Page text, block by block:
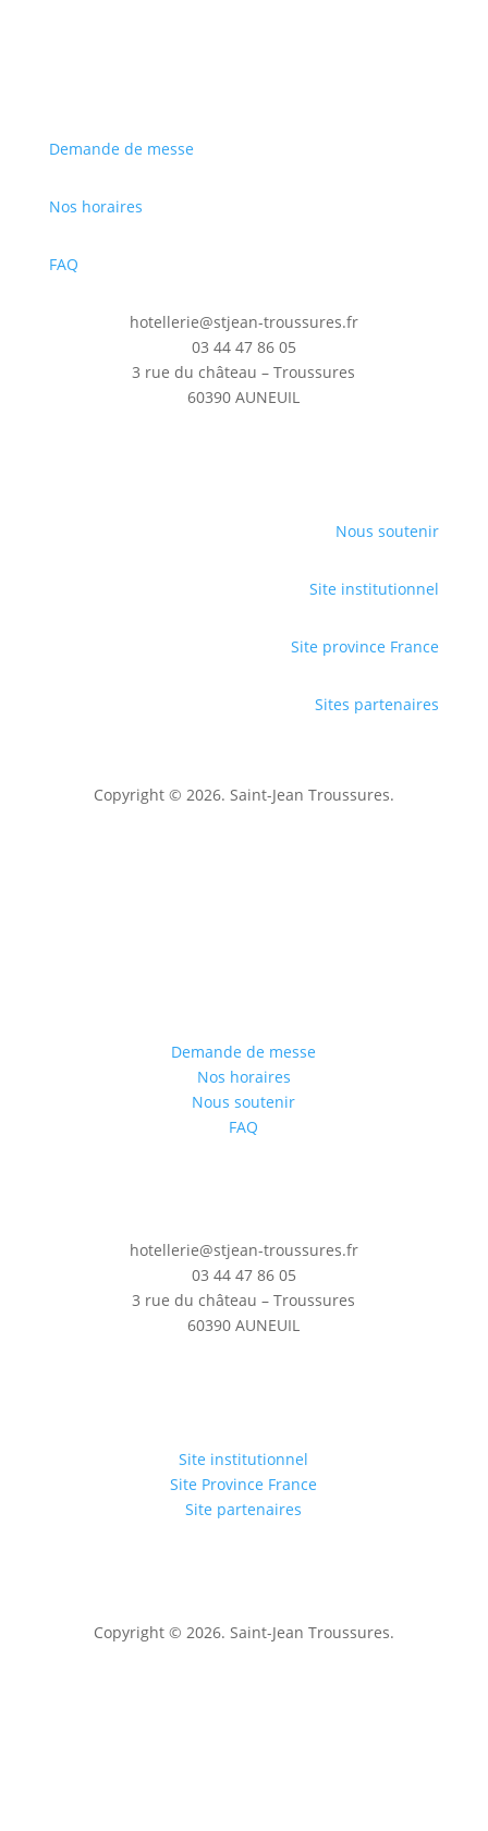
Demande de messe
Nos horaires
FAQ
hotellerie@stjean-troussures.fr
03 44 47 86 05
3 rue du château – Troussures
60390 AUNEUIL
Nous soutenir
Site institutionnel
Site province France
Sites partenaires
Copyright © 2026. Saint-Jean Troussures.
Demande de messe
Nos horaires
Nous soutenir
FAQ
hotellerie@stjean-troussures.fr
03 44 47 86 05
3 rue du château – Troussures
60390 AUNEUIL
Site institutionnel
Site Province France
Site partenaires
Copyright © 2026. Saint-Jean Troussures.